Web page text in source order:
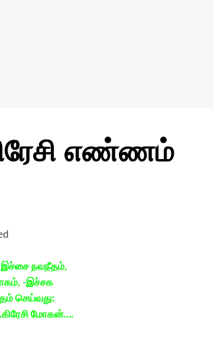
எண்ணம்
இச்சை நவநீதம்,
-இச்சக
செய்வது:
மோகன்….